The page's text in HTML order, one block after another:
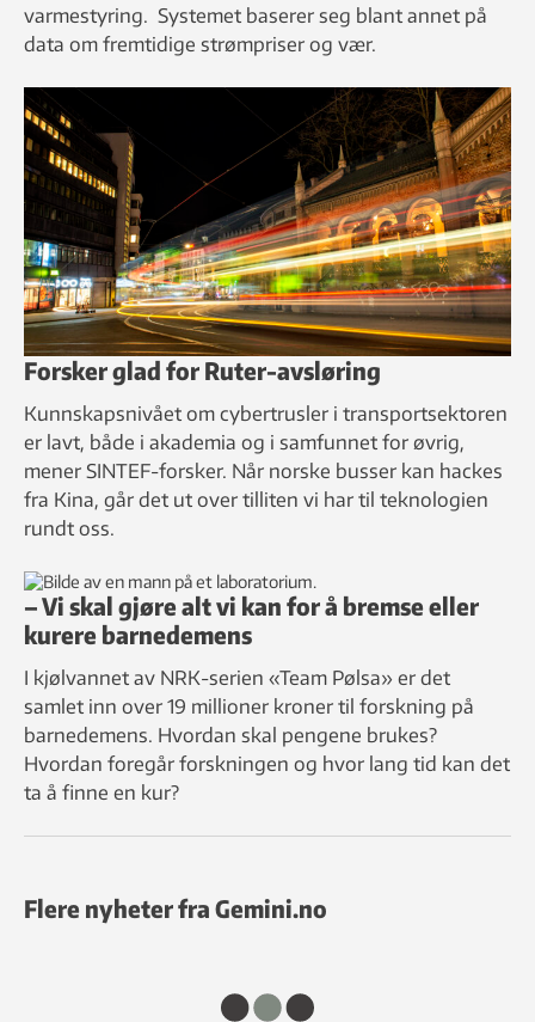
varmestyring. Systemet baserer seg blant annet på
data om fremtidige strømpriser og vær.
Forsker glad for Ruter-avsløring
Kunnskapsnivået om cybertrusler i transportsektoren
er lavt, både i akademia og i samfunnet for øvrig,
mener SINTEF-forsker. Når norske busser kan hackes
fra Kina, går det ut over tilliten vi har til teknologien
rundt oss.
– Vi skal gjøre alt vi kan for å bremse eller
kurere barnedemens
I kjølvannet av NRK-serien «Team Pølsa» er det
samlet inn over 19 millioner kroner til forskning på
barnedemens. Hvordan skal pengene brukes?
Hvordan foregår forskningen og hvor lang tid kan det
ta å finne en kur?
Flere nyheter fra Gemini.no